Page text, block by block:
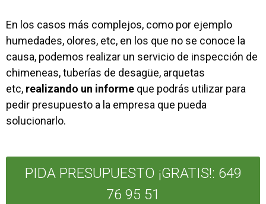
En los casos más complejos, como por ejemplo
humedades, olores, etc, en los que no se conoce la
causa, podemos realizar un servicio de inspección de
chimeneas, tuberías de desagüe, arquetas
etc, realizando un informe que podrás utilizar para
pedir presupuesto a la empresa que pueda
solucionarlo.
PIDA PRESUPUESTO ¡GRATIS!: 649
76 95 51